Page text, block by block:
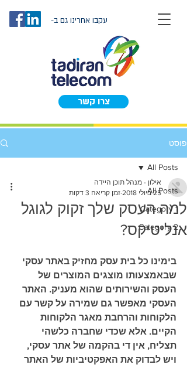
עקבו אחרינו גם ב-
צרו קשר
פוסט
All Posts
Category 1
Category 2
All Posts
למה העסק שלך זקוק לגוגל
אנליטיקס?
אילון - מנהל תוכן היידה
25 ביולי 2018
זמן קריאה 3 דקות
בימינו כל בית עסק מחזיק באתר עסקי
שבאמצעותו מוצגים המוצרים של
העסק והשירותים שהוא מעניק. האתר
העסקי מאפשר גם שמירה על קשר עם
הלקוחות והרחבת מאגר הלקוחות
הקיים. אלא שכדי שחברה כלשהי
תצליח, אין די בהקמה של אתר עסקי,
ויש לבדוק את האפקטיביות של האתר